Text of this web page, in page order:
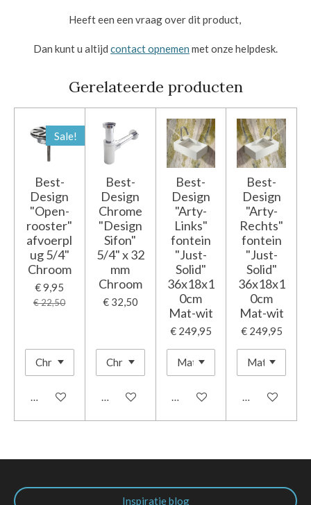
Heeft een een vraag over dit product,
Dan kunt u altijd contact opnemen met onze helpdesk.
Gerelateerde producten
Sale!
Best-
Design
"Open-
rooster"
afvoerpl
ug 5/4"
Chroom
€ 9,95
€ 22,50
In winkelwagen
Best-
Design
Chrome
"Design
Sifon"
5/4" x 32
mm
Chroom
€ 32,50
In winkelwagen
Best-
Design
"Arty-
Links"
fontein
"Just-
Solid"
36x18x1
0cm
Mat-wit
€ 249,95
In winkelwagen
Best-
Design
"Arty-
Rechts"
fontein
"Just-
Solid"
36x18x1
0cm
Mat-wit
€ 249,95
In
Inspiratie blog